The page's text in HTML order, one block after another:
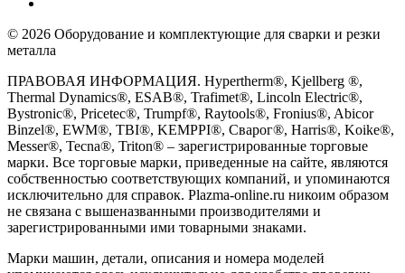
© 2026 Оборудование и комплектующие для сварки и резки
металла
ПРАВОВАЯ ИНФОРМАЦИЯ. Hypertherm®, Kjellberg ®,
Thermal Dynamics®, ESAB®, Trafimet®, Lincoln Electric®,
Bystronic®, Pricetec®, Trumpf®, Raytools®, Fronius®, Abicor
Binzel®, EWM®, TBI®, KEMPPI®, Сварог®, Harris®, Koike®,
Messer®, Tecna®, Triton® – зарегистрированные торговые
марки. Все торговые марки, приведенные на сайте, являются
собственностью соответствующих компаний, и упоминаются
исключительно для справок. Plazma-online.ru никоим образом
не связана с вышеназванными производителями и
зарегистрированными ими товарными знаками.
Марки машин, детали, описания и номера моделей